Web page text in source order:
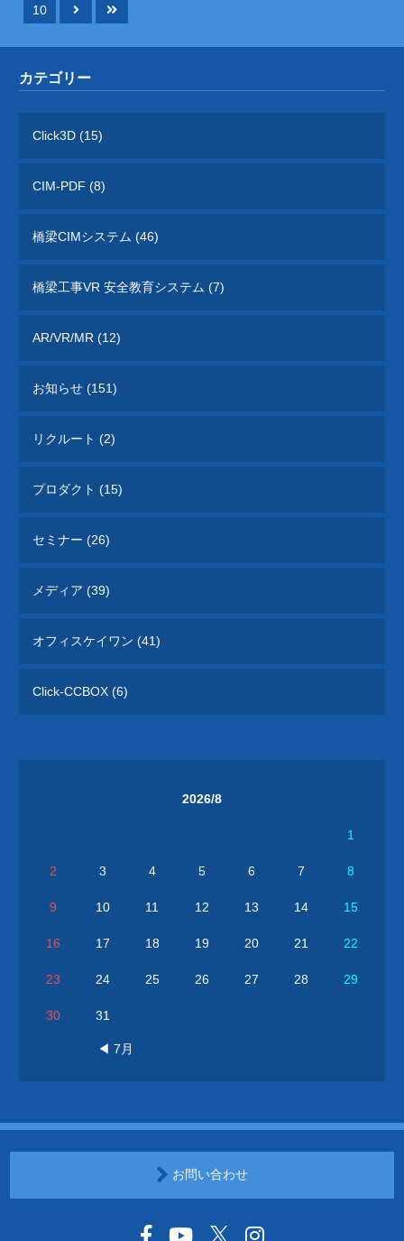
10
カテゴリー
Click3D (15)
CIM-PDF (8)
橋梁CIMシステム (46)
橋梁工事VR 安全教育システム (7)
AR/VR/MR (12)
お知らせ (151)
リクルート (2)
プロダクト (15)
セミナー (26)
メディア (39)
オフィスケイワン (41)
Click-CCBOX (6)
2026/8
1
2 3 4 5 6 7 8
9 10 11 12 13 14 15
16 17 18 19 20 21 22
23 24 25 26 27 28 29
30 31
◀ 7月
お問い合わせ